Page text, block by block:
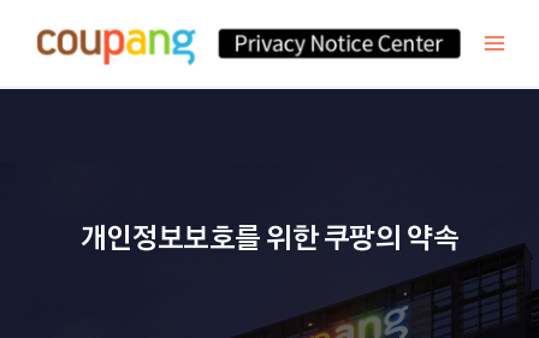
개인정보보호를 위한쿠팡의 약속